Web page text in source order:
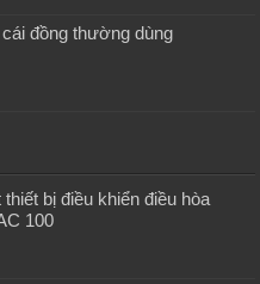
đồng thường dùng
bị điều khiển điều hòa
100